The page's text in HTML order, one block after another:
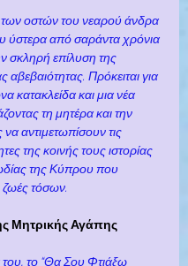
οστών του νεαρού άνδρα
ύστερα από σαράντα χρόνια
σκληρή επίλυση της
αβεβαιότητας. Πρόκειται για
κατακλείδα και μια νέα
τη μητέρα και την
να αντιμετωπίσουν τις
της κοινής τους ιστορίας
της Κύπρου που
ζωές τόσων.
Μητρικής Αγάπης
το “Θα Σου Φτιάξω